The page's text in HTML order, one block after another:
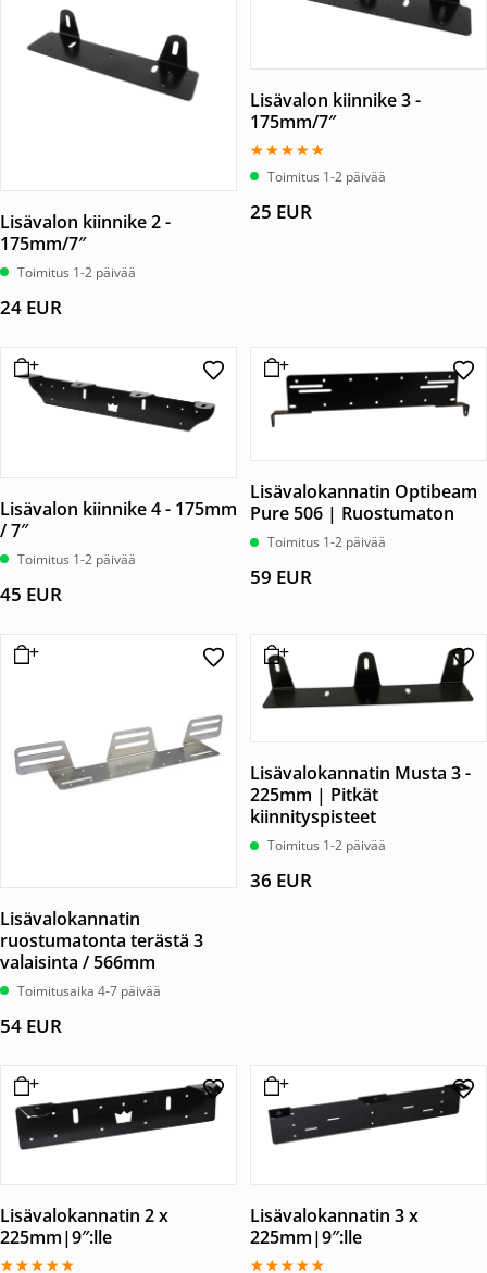
Lisävalon kiinnike 2 -
175mm/7″
Toimitus 1-2 päivää
24 EUR
Lisävalon kiinnike 3 -
175mm/7″
Arvostelu
tuotteesta:
/ 5
Toimitus 1-2 päivää
25 EUR
Lisävalon kiinnike 4 - 175mm
/ 7″
Toimitus 1-2 päivää
45 EUR
Lisävalokannatin Optibeam
Pure 506 | Ruostumaton
Toimitus 1-2 päivää
59 EUR
Lisävalokannatin
ruostumatonta terästä 3
valaisinta / 566mm
Toimitusaika 4-7 päivää
54 EUR
Lisävalokannatin Musta 3 -
225mm | Pitkät
kiinnityspisteet
Toimitus 1-2 päivää
36 EUR
Lisävalokannatin 2 x
225mm|9″:lle
Lisävalokannatin 3 x
225mm|9″:lle